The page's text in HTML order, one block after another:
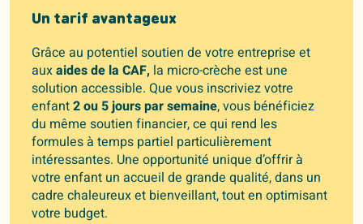
Un tarif avantageux
Grâce au potentiel soutien de votre entreprise et
auxaides de la CAF, la micro-crèche est une
solution accessible. Que vous inscriviez votre
enfant2 ou 5 jours par semaine, vous bénéficiez
du même soutien financier, ce qui rend les
formules à temps partiel particulièrement
intéressantes. Une opportunité unique d’offrir à
votre enfant un accueil de grande qualité, dans un
cadre chaleureux et bienveillant, tout en optimisant
votre budget.